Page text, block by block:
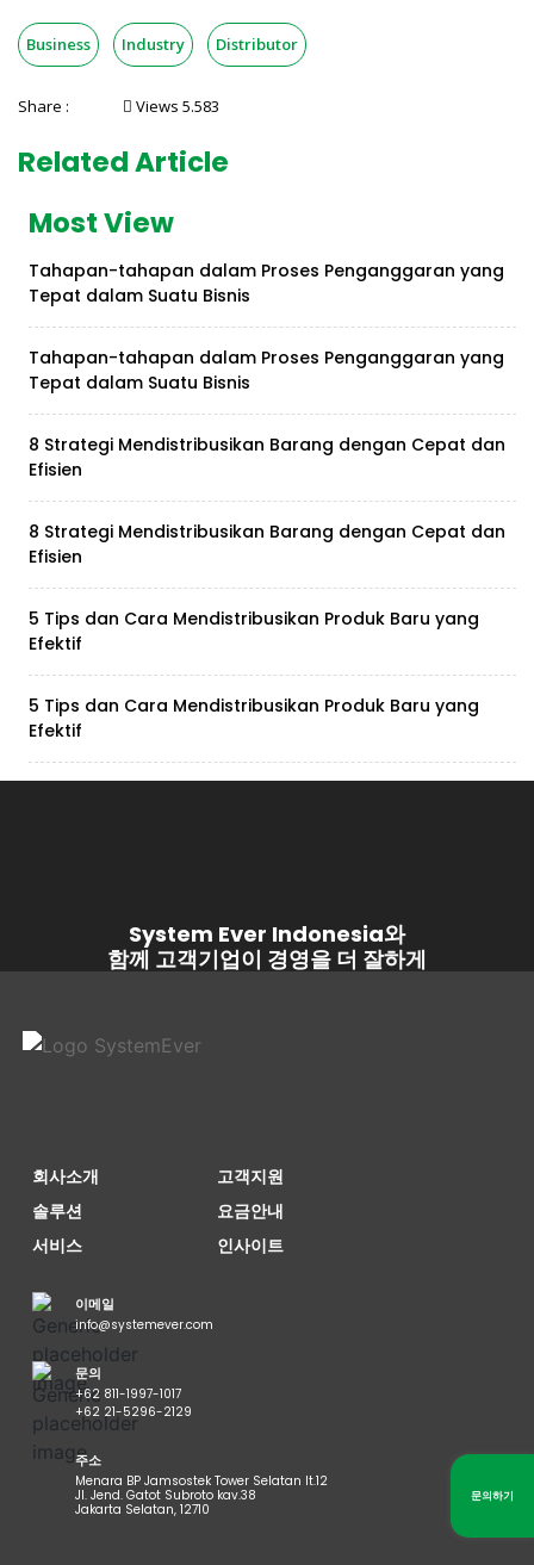
Business Industry Distributor
Share : Views 5.583
Related Article
Most View
Tahapan-tahapan dalam Proses Penganggaran yang
Tepat dalam Suatu Bisnis
Tahapan-tahapan dalam Proses Penganggaran yang
Tepat dalam Suatu Bisnis
8 Strategi Mendistribusikan Barang dengan Cepat dan
Efisien
8 Strategi Mendistribusikan Barang dengan Cepat dan
Efisien
5 Tips dan Cara Mendistribusikan Produk Baru yang
Efektif
5 Tips dan Cara Mendistribusikan Produk Baru yang
Efektif
System Ever Indonesia와
함께 고객기업이 경영을 더 잘하게
회사소개
솔루션
서비스
고객지원
요금안내
인사이트
이메일
info@systemever.com
문의
+62 811-1997-1017
+62 21-5296-2129
주소
Menara BP Jamsostek Tower Selatan lt.12
Jl. Jend. Gatot Subroto kav.38
Jakarta Selatan, 12710
문의하기